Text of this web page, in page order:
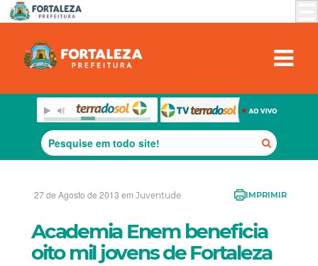
27 de Agosto de 2013 em Juventude IMPRIMIR
Academia Enem beneficia
oito mil jovens de Fortaleza